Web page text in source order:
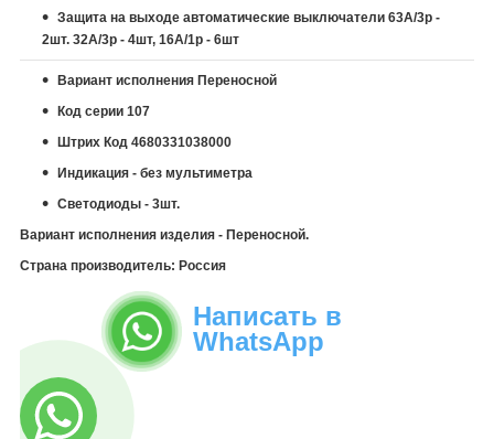
Защита на выходе автоматические выключатели 63А/3p -
2шт. 32A/3p - 4шт, 16A/1p - 6шт
Вариант исполнения Переносной
Код серии 107
Штрих Код 4680331038000
Индикация - без мультиметра
Светодиоды - 3шт.
Вариант исполнения изделия - Переносной.
Страна производитель: Россия
Написать в
WhatsApp